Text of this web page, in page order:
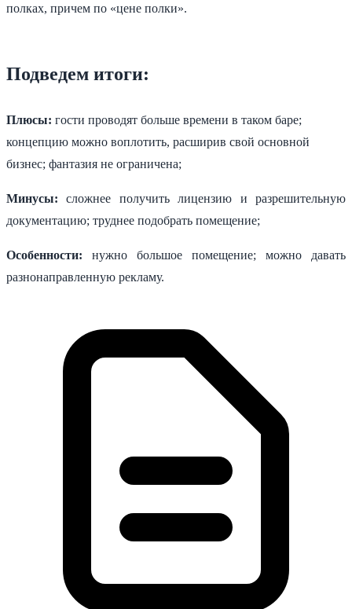
полках, причем по «цене полки».
Подведем итоги:
Плюсы: гости проводят больше времени в таком баре;
концепцию можно воплотить, расширив свой основной
бизнес; фантазия не ограничена;
Минусы: сложнее получить лицензию и разрешительную
документацию; труднее подобрать помещение;
Особенности: нужно большое помещение; можно давать
разнонаправленную рекламу.